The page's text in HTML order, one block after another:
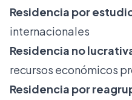
Residencia por
internacionales
Residencia no
recursos económicos
Residencia por